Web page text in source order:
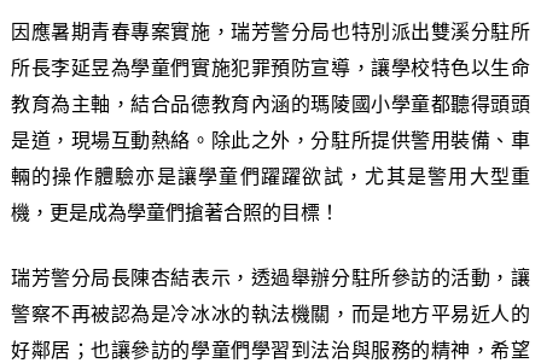
因應暑期青春專案實施，瑞芳警分局也特別派出雙溪分駐所
所長李延昱為學童們實施犯罪預防宣導，讓學校特色以生命
教育為主軸，結合品德教育內涵的瑪陵國小學童都聽得頭頭
是道，現場互動熱絡。除此之外，分駐所提供警用裝備、車
輛的操作體驗亦是讓學童們躍躍欲試，尤其是警用大型重
機，更是成為學童們搶著合照的目標！
瑞芳警分局長陳杏結表示，透過舉辦分駐所參訪的活動，讓
警察不再被認為是冷冰冰的執法機關，而是地方平易近人的
好鄰居；也讓參訪的學童們學習到法治與服務的精神，希望